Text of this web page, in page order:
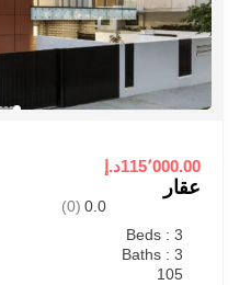
115٬000.00د.إ
عقار
0.0
(0)
Beds : 3
Baths : 3
105